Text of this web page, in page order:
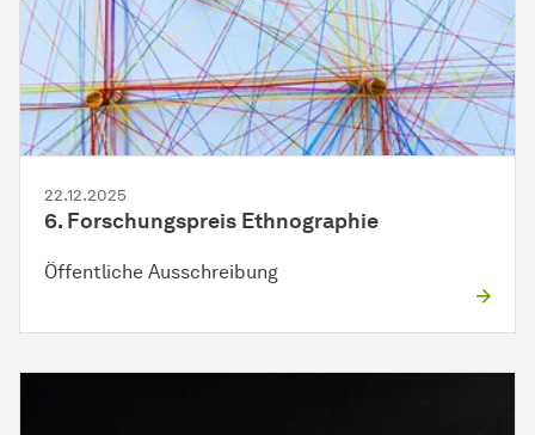
22.12.2025
6. Forschungspreis Ethnographie
Öffentliche Ausschreibung